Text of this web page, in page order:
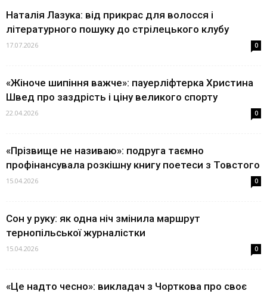
Наталія Лазука: від прикрас для волосся і
літературного пошуку до стрілецького клубу
17.07.2026 0
«Жіноче шипіння важче»: пауерліфтерка Христина
Швед про заздрість і ціну великого спорту
22.04.2026 0
«Прізвище не називаю»: подруга таємно
профінансувала розкішну книгу поетеси з Товстого
15.04.2026 0
Сон у руку: як одна ніч змінила маршрут
тернопільської журналістки
15.04.2026 0
«Це надто чесно»: викладач з Чорткова про своє